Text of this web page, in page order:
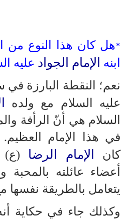
*هل كان هذا النوع من
ابنه
الإمام الجواد عليه
نعم؛ النقطة البارزة
عليه السلام مع ولده
السلام هي أنّ الرأفة
في هذا الإمام
كان الإمام الرضا (ع)
أعضاء عائلته
يتعامل بالطريقة نفسها
وكذلك جاء في حكاية